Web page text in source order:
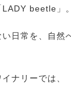
beetle」。
日常を、自然
ナリーでは、